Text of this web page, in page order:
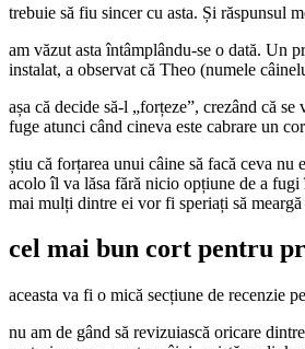
trebuie să fiu sincer cu asta. Și răspunsul
am văzut asta întâmplându-se o dată. Un
instalat, a observat că Theo (numele
așa că decide să-l „forțeze”, crezând că
fuge atunci când cineva este cabrare un
știu că forțarea unui câine să facă ceva
acolo îl va lăsa fără nicio opțiune de a fugi
mai mulți dintre ei vor fi speriați să
cel mai bun cort pentru
aceasta va fi o mică secțiune de recenzie
nu am de gând să revizuiască oricare